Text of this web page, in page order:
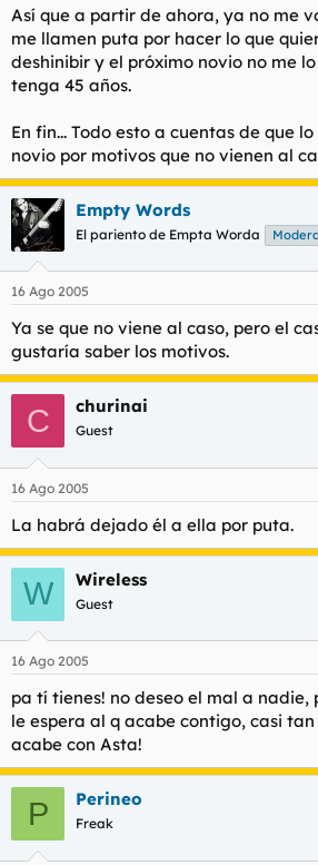
Así que a partir de ahora, ya no me
me llamen puta por hacer lo que
deshinibir y el próximo novio no me
tenga 45 años.
En fin... Todo esto a cuentas de que
novio por motivos que no vienen al
Empty Words
El pariento de Empta Worda
16 Ago 2005
Ya se que no viene al caso, pero el
gustaría saber los motivos.
C churinai
Guest
16 Ago 2005
La habrá dejado él a ella por puta.
W Wireless
Guest
16 Ago 2005
pa tí tienes! no deseo el mal a nadie,
le espera al q acabe contigo, casi
acabe con Asta!
P Perineo
Freak